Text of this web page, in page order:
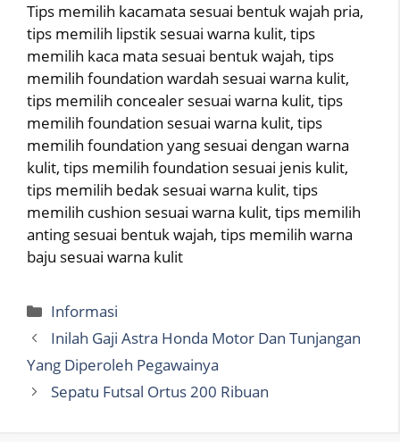
Tips memilih kacamata sesuai bentuk wajah pria,
tips memilih lipstik sesuai warna kulit, tips
memilih kaca mata sesuai bentuk wajah, tips
memilih foundation wardah sesuai warna kulit,
tips memilih concealer sesuai warna kulit, tips
memilih foundation sesuai warna kulit, tips
memilih foundation yang sesuai dengan warna
kulit, tips memilih foundation sesuai jenis kulit,
tips memilih bedak sesuai warna kulit, tips
memilih cushion sesuai warna kulit, tips memilih
anting sesuai bentuk wajah, tips memilih warna
baju sesuai warna kulit
Categories
Informasi
Inilah Gaji Astra Honda Motor Dan Tunjangan
Yang Diperoleh Pegawainya
Sepatu Futsal Ortus 200 Ribuan